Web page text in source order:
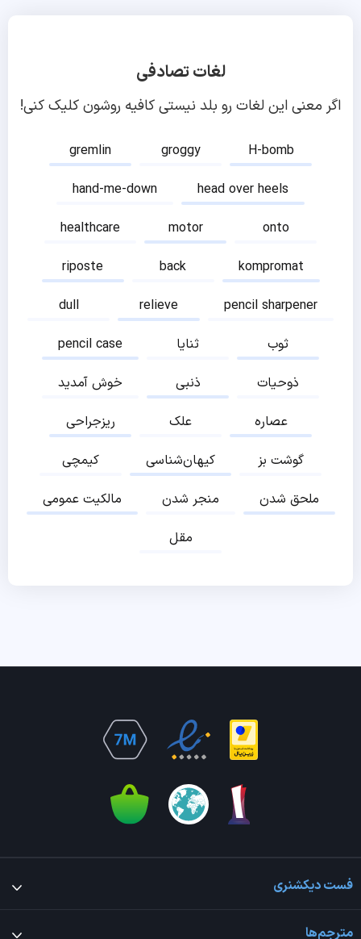
لغات تصادفی
اگر معنی این لغات رو بلد نیستی کافیه روشون کلیک کنی!
gremlin groggy
H-bomb
hand-me-down
head over heels
healthcare
motor
onto
riposte
back
kompromat
dull
relieve
pencil sharpener
pencil case
ثنایا
ثوب
خوش آمدید
ذنبی
ذوحیات
ریزجراحی
علک
عصاره
کیمچی
کیهان‌شناسی
گوشت بز
مالکیت عمومی
منجر شدن
ملحق شدن
مقل
فست دیکشنری
مترجم‌ها